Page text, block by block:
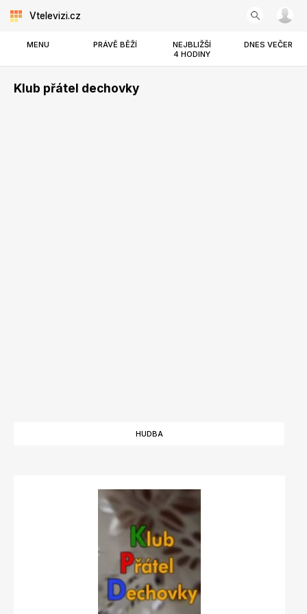
Vtelevizi.cz
MENU PRÁVĚ BĚŽÍ
NEJBLIŽŠÍ
4 HODINY
DNES VEČER
Klub přátel dechovky
HUDBA